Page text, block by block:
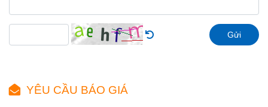
Gửi
YÊU CẦU BÁO GIÁ